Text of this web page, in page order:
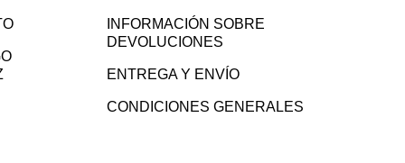
INFORMACIÓN SOBRE
DEVOLUCIONES
ENTREGA Y ENVÍO
CONDICIONES GENERALES